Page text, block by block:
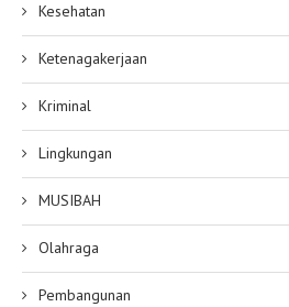
Kesehatan
Ketenagakerjaan
Kriminal
Lingkungan
MUSIBAH
Olahraga
Pembangunan